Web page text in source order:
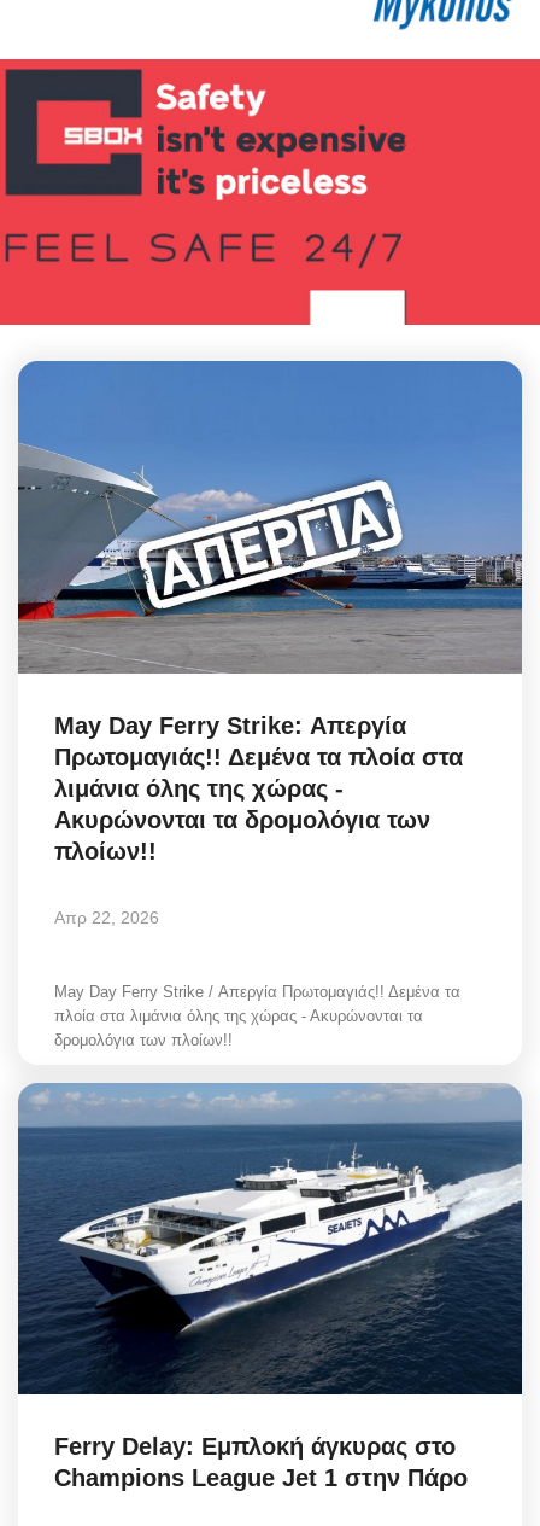
May Day Ferry Strike: Απεργία
Πρωτομαγιάς!! Δεμένα τα πλοία στα
λιμάνια όλης της χώρας -
Ακυρώνονται τα δρομολόγια των
πλοίων!!
Απρ 22, 2026
May Day Ferry Strike / Απεργία Πρωτομαγιάς!! Δεμένα τα
πλοία στα λιμάνια όλης της χώρας - Ακυρώνονται τα
δρομολόγια των πλοίων!!
Ferry Delay: Εμπλοκή άγκυρας στο
Champions League Jet 1 στην Πάρο